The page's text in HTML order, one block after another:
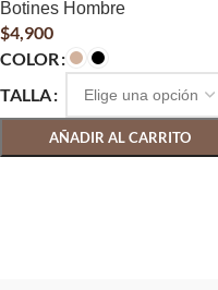
Botines Hombre
$4,900
COLOR
TALLA
AÑADIR AL CARRITO